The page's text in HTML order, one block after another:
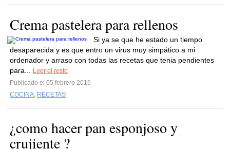
Crema pastelera para rellenos
Si ya se que he estado un tiempo
desaparecida y es que entro un virus muy simpático a mi
ordenador y arraso con todas las recetas que tenia pendientes
para...
Leer el resto
Publicado el 05 febrero 2016
COCINA, RECETAS
¿como hacer pan esponjoso y
crujiente ?